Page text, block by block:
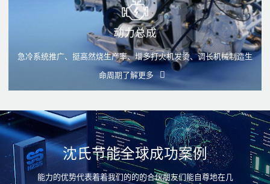
动力总成
急冷系统推广、挺高然烧生产率、增多打火机发烫、调长机械制造生
命周期 了解更多
沈氏节能全球成功案例
能力的优势代表着着我们的的的合伙朋友们能自尊地在几